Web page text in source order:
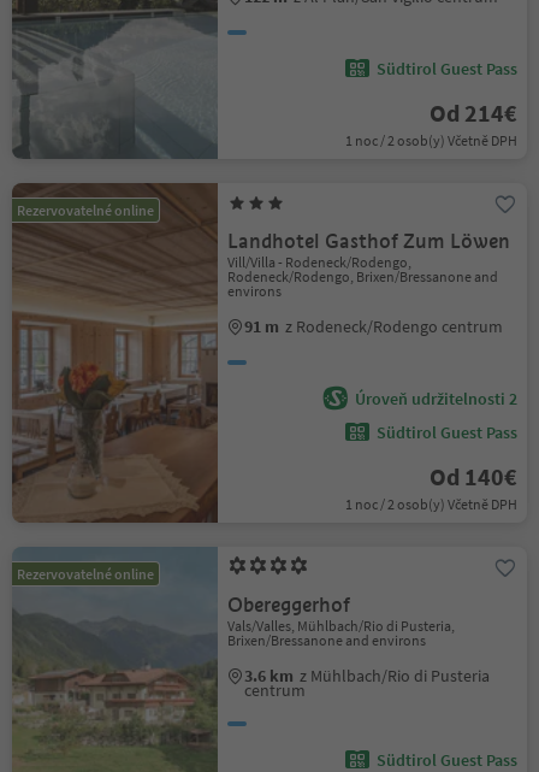
Südtirol Guest Pass
Od 214€
1 noc / 2 osob(y) Včetně DPH
Rezervovatelné online
Landhotel Gasthof Zum Löwen
Vill/Villa - Rodeneck/Rodengo,
Rodeneck/Rodengo, Brixen/Bressanone and
environs
91 m z Rodeneck/Rodengo centrum
Úroveň udržitelnosti 2
Südtirol Guest Pass
Od 140€
1 noc / 2 osob(y) Včetně DPH
Rezervovatelné online
Obereggerhof
Vals/Valles, Mühlbach/Rio di Pusteria,
Brixen/Bressanone and environs
3.6 km z Mühlbach/Rio di Pusteria
centrum
Südtirol Guest Pass